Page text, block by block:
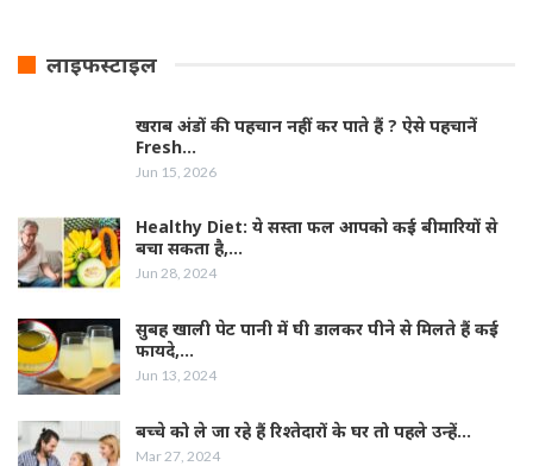
लाइफस्टाइल
खराब अंडों की पहचान नहीं कर पाते हैं ? ऐसे पहचानें
Fresh…
Jun 15, 2026
Healthy Diet: ये सस्ता फल आपको कई बीमारियों से
बचा सकता है,…
Jun 28, 2024
सुबह खाली पेट पानी में घी डालकर पीने से मिलते हैं कई
फायदे,…
Jun 13, 2024
बच्चे को ले जा रहे हैं रिश्तेदारों के घर तो पहले उन्हें…
Mar 27, 2024